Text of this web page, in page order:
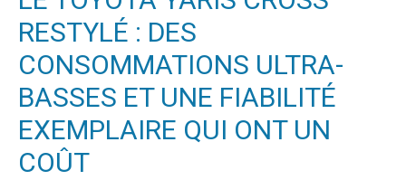
RESTYLÉ : DES
CONSOMMATIONS ULTRA-
BASSES ET UNE FIABILITÉ
EXEMPLAIRE QUI ONT UN
COÛT